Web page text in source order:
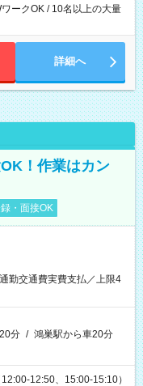
ークOK / 10名以上の大量
詳細へ
！作業はカン
・面接OK
勤交通費実費支払／上限4
分 / 鴻巣駅から車20分
12:50、15:00-15:10）